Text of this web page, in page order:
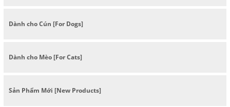
Dành cho Cún [For Dogs]
Dành cho Mèo [For Cats]
Sản Phẩm Mới [New Products]